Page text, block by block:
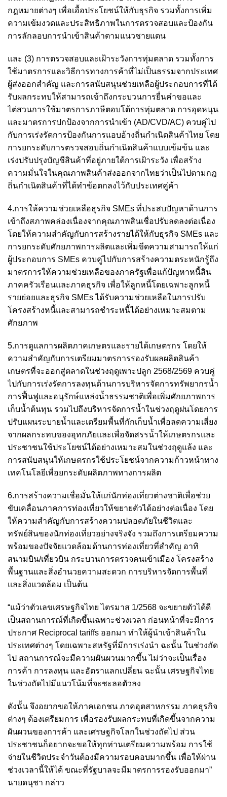
กฎหมายต่างๆ เพื่อเอื้อประโยชน์ให้กับธุรกิจ รวมทั้งการเพิ่ม
ความเข้มงวดและประสิทธิภาพในการตรวจสอบและป้องกัน
การลักลอบการนำเข้าสินค้าตามแนวชายแดน
และ (3) การตรวจสอบและเฝ้าระวังการทุ่มตลาด รวมทั้งการ
ใช้มาตรการและวิธีการทางการค้าที่ไม่เป็นธรรมจากประเทศ
ผู้ส่งออกสำคัญ และการสนับสนุนช่วยเหลือผู้ประกอบการที่ได้
รับผลกระทบให้สามารถเข้าถึงกระบวนการยื่นคำขอและ
ไต่สวนการใช้มาตรการภาษีตอบโต้การทุ่มตลาด การอุดหนุน
และมาตรการปกป้องจากการนำเข้า (AD/CVD/AC) ควบคู่ไป
กับการเร่งรัดการป้องกันการแอบอ้างถิ่นกำเนิดสินค้าไทย โดย
การยกระดับการตรวจสอบถิ่นกำเนิดสินค้าแบบเข้มข้น และ
เร่งปรับปรุงบัญชีสินค้าที่อยู่ภายใต้การเฝ้าระวัง เพื่อสร้าง
ความมั่นใจในคุณภาพสินค้าส่งออกจากไทยว่าเป็นไปตามกฎ
ถิ่นกำเนิดสินค้าที่ได้ทำข้อตกลงไว้กับประเทศคู่ค้า
4.การให้ความช่วยเหลือธุรกิจ SMEs ที่ประสบปัญหาด้านการ
เข้าถึงสภาพคล่องเนื่องจากคุณภาพสินเชื่อปรับลดลงต่อเนื่อง
โดยให้ความสำคัญกับการสร้างรายได้ให้กับธุรกิจ SMEs และ
การยกระดับศักยภาพการผลิตและเพิ่มขีดความสามารถให้แก่
ผู้ประกอบการ SMEs ควบคู่ไปกับการสร้างความตระหนักรู้ถึง
มาตรการให้ความช่วยเหลือของภาครัฐเพื่อแก้ปัญหาหนี้สิน
ภาคครัวเรือนและภาคธุรกิจ เพื่อให้ลูกหนี้โดยเฉพาะลูกหนี้
รายย่อยและธุรกิจ SMEs ได้รับความช่วยเหลือในการปรับ
โครงสร้างหนี้และสามารถชำระหนี้ได้อย่างเหมาะสมตาม
ศักยภาพ
5.การดูแลการผลิตภาคเกษตรและรายได้เกษตรกร โดยให้
ความสำคัญกับการเตรียมมาตรการรองรับผลผลิตสินค้า
เกษตรที่จะออกสู่ตลาดในช่วงฤดูเพาะปลูก 2568/2569 ควบคู่
ไปกับการเร่งรัดการลงทุนด้านการบริหารจัดการทรัพยากรน้ำ
การฟื้นฟูและอนุรักษ์แหล่งน้ำธรรมชาติเพื่อเพิ่มศักยภาพการ
เก็บน้ำต้นทุน รวมไปถึงบริหารจัดการน้ำในช่วงฤดูฝนโดยการ
ปรับแผนระบายน้ำและเตรียมพื้นที่กักเก็บน้ำเพื่อลดความเสี่ยง
จากผลกระทบของอุทกภัยและเพื่อจัดสรรน้ำให้เกษตรกรและ
ประชาชนใช้ประโยชน์ได้อย่างเหมาะสมในช่วงฤดูแล้ง และ
การสนับสนุนให้เกษตรกรใช้ประโยชน์จากความก้าวหน้าทาง
เทคโนโลยีเพื่อยกระดับผลิตภาพทางการผลิต
6.การสร้างความเชื่อมั่นให้แก่นักท่องเที่ยวต่างชาติเพื่อช่วย
ขับเคลื่อนภาคการท่องเที่ยวให้ขยายตัวได้อย่างต่อเนื่อง โดย
ให้ความสำคัญกับการสร้างความปลอดภัยในชีวิตและ
ทรัพย์สินของนักท่องเที่ยวอย่างจริงจัง รวมถึงการเตรียมความ
พร้อมของปัจจัยแวดล้อมด้านการท่องเที่ยวที่สำคัญ อาทิ
สนามบิน/เที่ยวบิน กระบวนการตรวจคนเข้าเมือง โครงสร้าง
พื้นฐานและสิ่งอำนวยความสะดวก การบริหารจัดการพื้นที่
และสิ่งแวดล้อม เป็นต้น
“แม้ว่าตัวเลขเศรษฐกิจไทย ไตรมาส 1/2568 จะขยายตัวได้ดี
เป็นสถานการณ์ที่เกิดขึ้นเฉพาะช่วงเวลา ก่อนหน้าที่จะมีการ
ประกาศ Reciprocal tariffs ออกมา ทำให้ผู้นำเข้าสินค้าใน
ประเทศต่างๆ โดยเฉพาะสหรัฐที่มีการเร่งนำ ฉะนั้น ในช่วงถัด
ไป สถานการณ์จะมีความผันผวนมากขึ้น ไม่ว่าจะเป็นเรื่อง
การค้า การลงทุน และอัตราแลกเปลี่ยน ฉะนั้น เศรษฐกิจไทย
ในช่วงถัดไปมีแนวโน้มที่จะชะลอตัวลง
ดังนั้น จึงอยากขอให้ภาคเอกชน ภาคอุตสาหกรรม ภาคธุรกิจ
ต่างๆ ต้องเตรียมการ เพื่อรองรับผลกระทบที่เกิดขึ้นจากความ
ผันผวนของการค้า และเศรษฐกิจโลกในช่วงถัดไป ส่วน
ประชาชนก็อยากจะขอให้ทุกท่านเตรียมความพร้อม การใช้
จ่ายในชีวิตประจำวันต้องมีความรอบคอบมากขึ้น เพื่อให้ผ่าน
ช่วงเวลานี้ให้ได้ ขณะที่รัฐบาลจะมีมาตรการรองรับออกมา”
นายดนุชา กล่าว